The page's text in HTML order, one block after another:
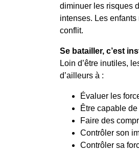
diminuer les risques
intenses. Les
conflit.
Se batailler, c’est
Loin d’être inutiles,
d’ailleurs à :
Évaluer les
Être capable
Faire des
Contrôler son
Contrôler sa